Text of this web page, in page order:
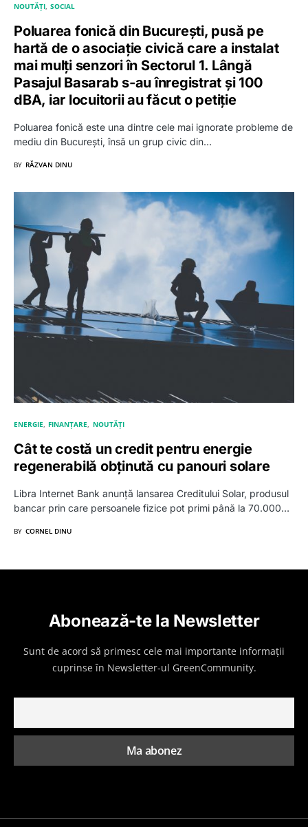
NOUTĂȚI SOCIAL
Poluarea fonică din București, pusă pe
hartă de o asociație civică care a instalat
mai mulți senzori în Sectorul 1. Lângă
Pasajul Basarab s-au înregistrat și 100
dBA, iar locuitorii au făcut o petiție
Poluarea fonică este una dintre cele mai ignorate probleme de
mediu din București, însă un grup civic din…
BY RĂZVAN DINU
ENERGIE FINANȚARE NOUTĂȚI
Cât te costă un credit pentru energie
regenerabilă obținută cu panouri solare
Libra Internet Bank anunță lansarea Creditului Solar, produsul
bancar prin care persoanele fizice pot primi până la 70.000…
BY CORNEL DINU
Abonează-te la Newsletter
Sunt de acord să primesc cele mai importante informații
cuprinse în Newsletter-ul GreenCommunity.